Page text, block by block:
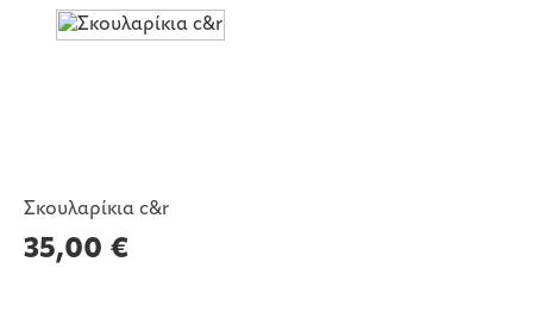
Σκουλαρίκια c&r
35,00 €